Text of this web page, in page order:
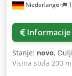
Niederlangen
Stanje: novo,
Visina stola 200
cca 1,6 t